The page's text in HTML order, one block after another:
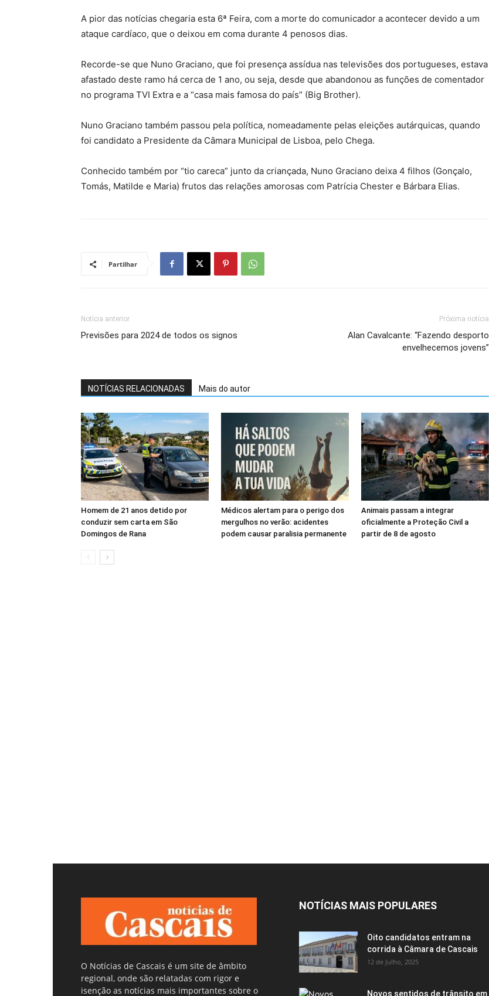
A pior das notícias chegaria esta 6ª Feira, com a morte do comunicador a acontecer devido a um
ataque cardíaco, que o deixou em coma durante 4 penosos dias.
Recorde-se que Nuno Graciano, que foi presença assídua nas televisões dos portugueses, estava
afastado deste ramo há cerca de 1 ano, ou seja, desde que abandonou as funções de comentador
no programa TVI Extra e a “casa mais famosa do país” (Big Brother).
Nuno Graciano também passou pela política, nomeadamente pelas eleições autárquicas, quando
foi candidato a Presidente da Câmara Municipal de Lisboa, pelo Chega.
Conhecido também por “tio careca” junto da criançada, Nuno Graciano deixa 4 filhos (Gonçalo,
Tomás, Matilde e Maria) frutos das relações amorosas com Patrícia Chester e Bárbara Elias.
Partilhar
Notícia anterior
Previsões para 2024 de todos os signos
Próxima notícia
Alan Cavalcante: “Fazendo desporto
envelhecemos jovens”
NOTÍCIAS RELACIONADAS Mais do autor
Homem de 21 anos detido por
conduzir sem carta em São
Domingos de Rana
Médicos alertam para o perigo dos
mergulhos no verão: acidentes
podem causar paralisia permanente
Animais passam a integrar
oficialmente a Proteção Civil a
partir de 8 de agosto
O Notícias de Cascais é um site de âmbito
regional, onde são relatadas com rigor e
isenção as notícias mais importantes sobre o
NOTÍCIAS MAIS POPULARES
Oito candidatos entram na
corrida à Câmara de Cascais
12 de Julho, 2025
Novos sentidos de trânsito em